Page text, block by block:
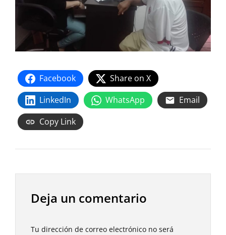
Facebook
Share on X
LinkedIn
WhatsApp
Email
Copy Link
Deja un comentario
Tu dirección de correo electrónico no será